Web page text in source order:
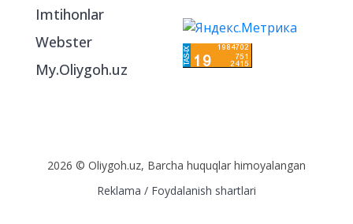
Imtihonlar
Webster
My.Oliygoh.uz
2026 © Oliygoh.uz, Barcha huquqlar himoyalangan
Reklama / Foydalanish shartlari